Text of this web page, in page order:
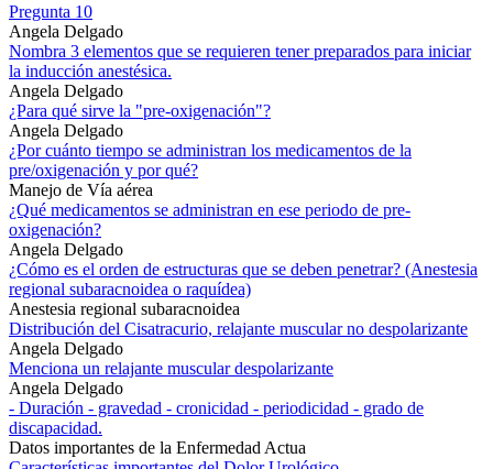
Pregunta 10
Angela Delgado
Nombra 3 elementos que se requieren tener preparados para iniciar
la inducción anestésica.
Angela Delgado
¿Para qué sirve la "pre-oxigenación"?
Angela Delgado
¿Por cuánto tiempo se administran los medicamentos de la
pre/oxigenación y por qué?
Manejo de Vía aérea
¿Qué medicamentos se administran en ese periodo de pre-
oxigenación?
Angela Delgado
¿Cómo es el orden de estructuras que se deben penetrar? (Anestesia
regional subaracnoidea o raquídea)
Anestesia regional subaracnoidea
Distribución del Cisatracurio, relajante muscular no despolarizante
Angela Delgado
Menciona un relajante muscular despolarizante
Angela Delgado
- Duración - gravedad - cronicidad - periodicidad - grado de
discapacidad.
Datos importantes de la Enfermedad Actua